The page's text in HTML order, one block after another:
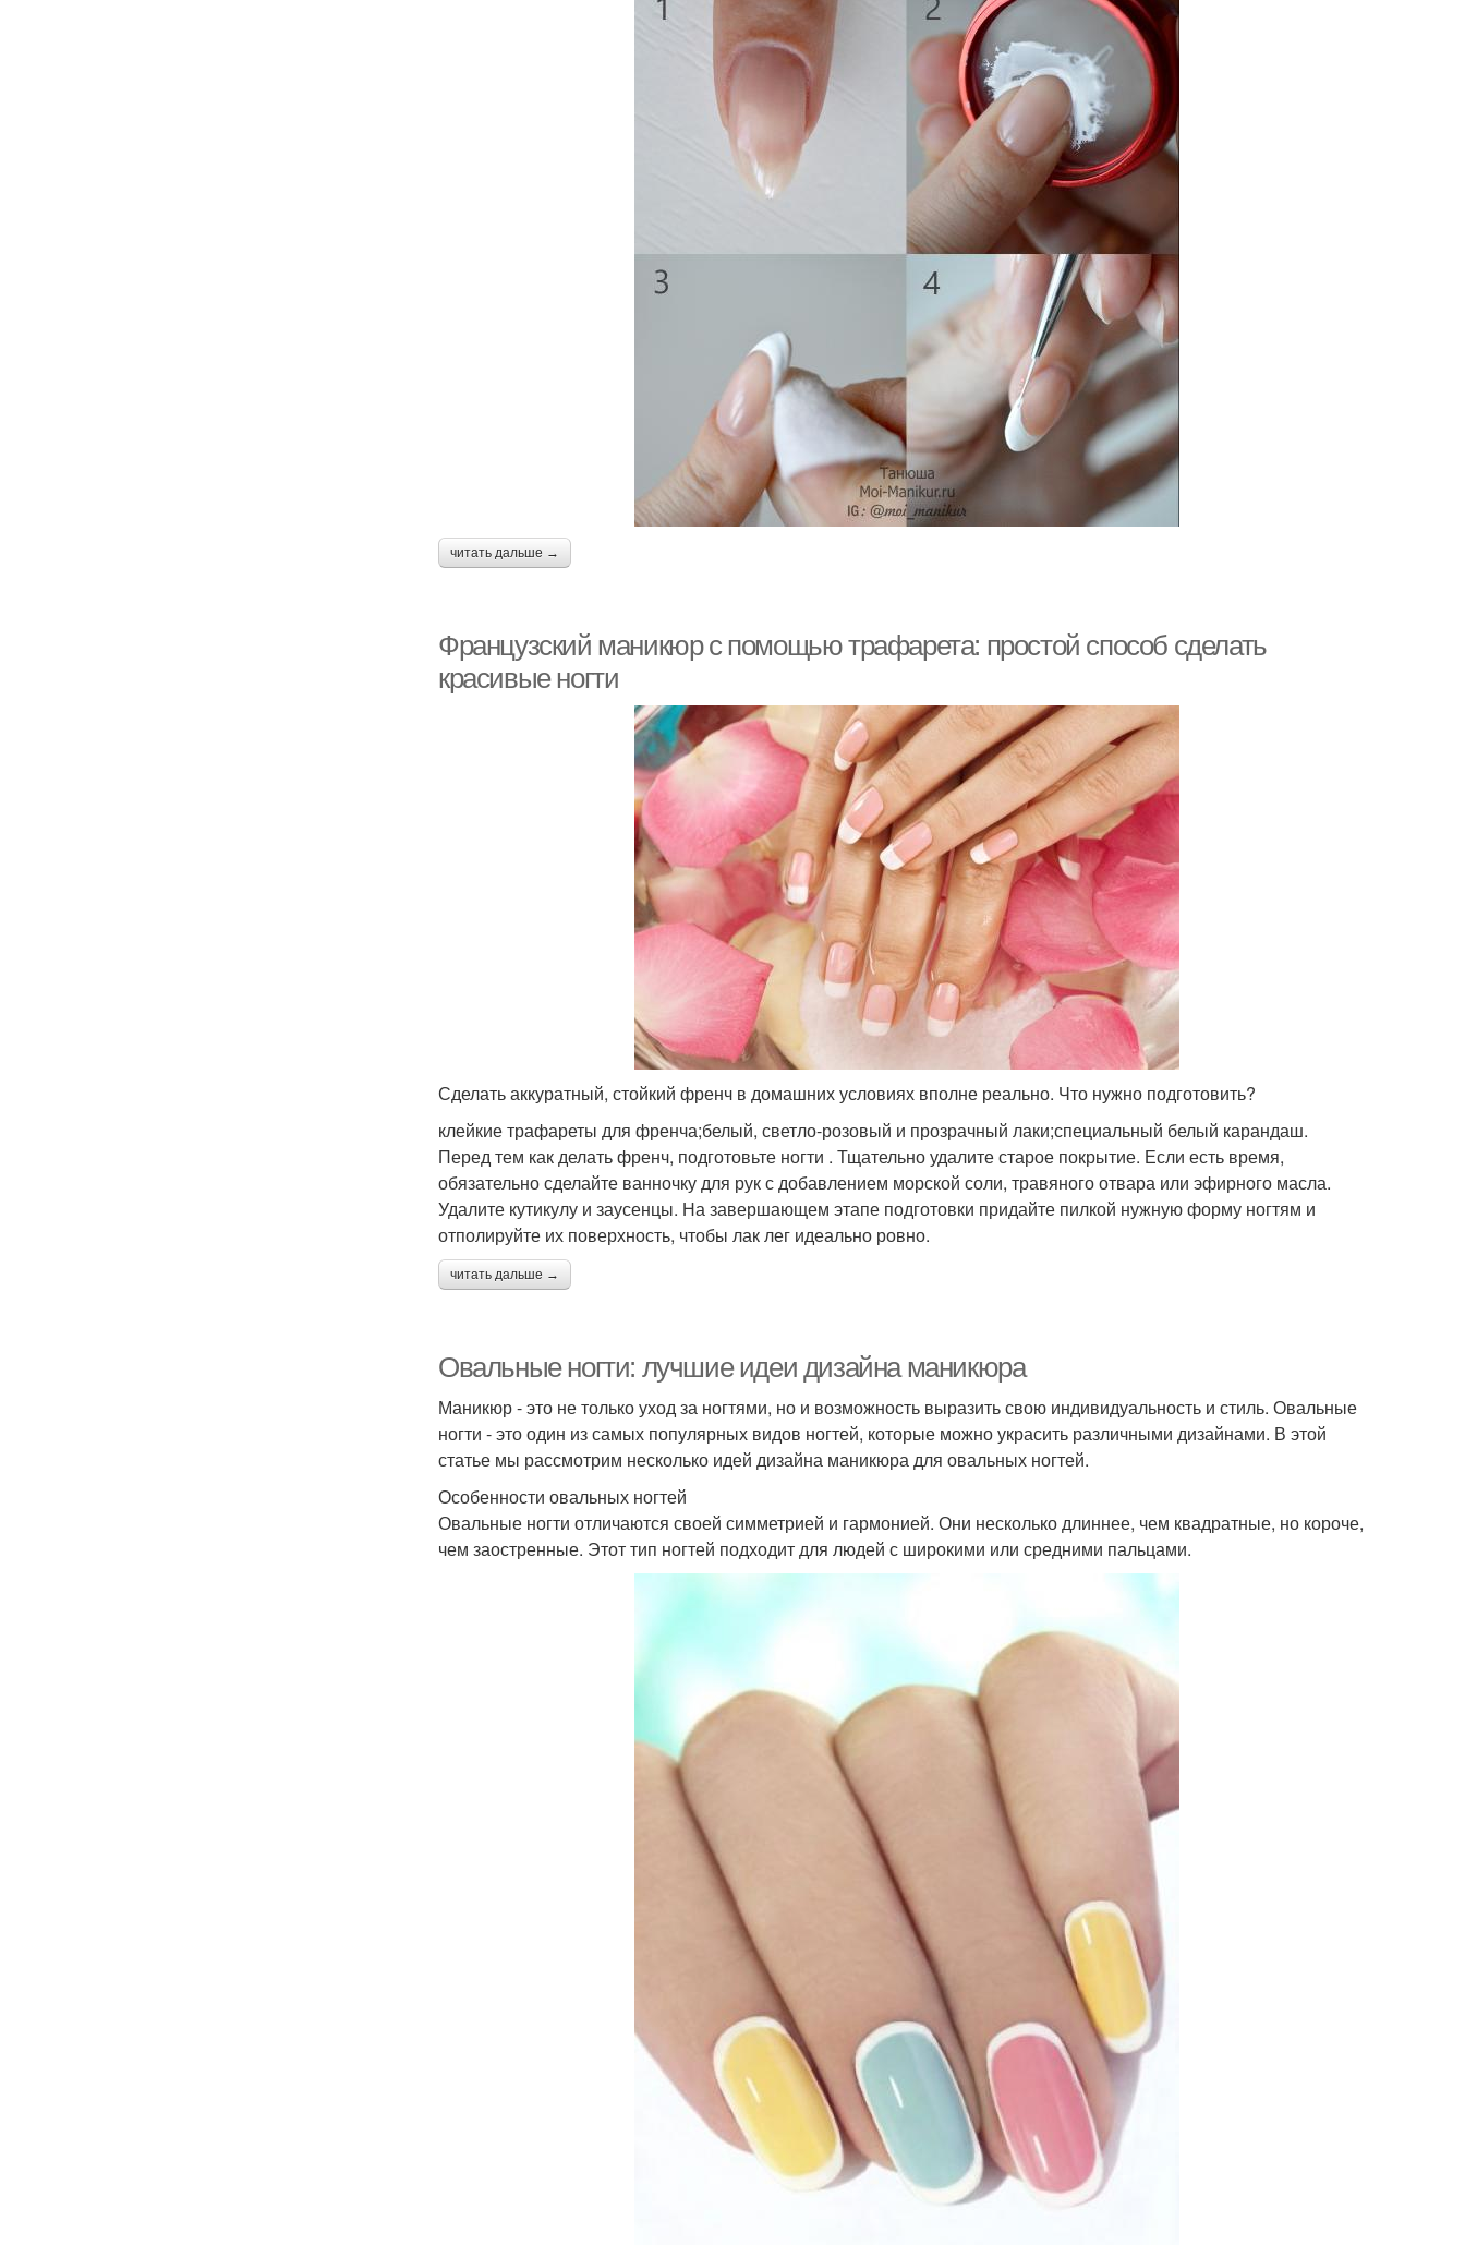
читать дальше →
Французский маникюр с помощью трафарета: простой способ сделать
красивые ногти
Сделать аккуратный, стойкий френч в домашних условиях вполне реально. Что нужно подготовить?
клейкие трафареты для френча;белый, светло-розовый и прозрачный лаки;специальный белый карандаш.
Перед тем как делать френч, подготовьте ногти . Тщательно удалите старое покрытие. Если есть время,
обязательно сделайте ванночку для рук с добавлением морской соли, травяного отвара или эфирного масла.
Удалите кутикулу и заусенцы. На завершающем этапе подготовки придайте пилкой нужную форму ногтям и
отполируйте их поверхность, чтобы лак лег идеально ровно.
читать дальше →
Овальные ногти: лучшие идеи дизайна маникюра
Маникюр - это не только уход за ногтями, но и возможность выразить свою индивидуальность и стиль. Овальные
ногти - это один из самых популярных видов ногтей, которые можно украсить различными дизайнами. В этой
статье мы рассмотрим несколько идей дизайна маникюра для овальных ногтей.
Особенности овальных ногтей
Овальные ногти отличаются своей симметрией и гармонией. Они несколько длиннее, чем квадратные, но короче,
чем заостренные. Этот тип ногтей подходит для людей с широкими или средними пальцами.